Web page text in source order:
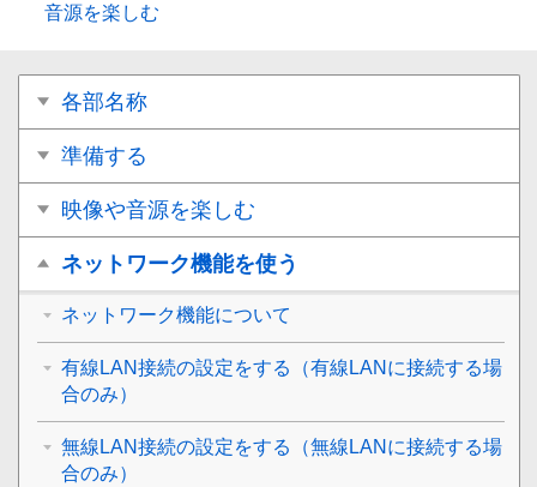
音源を楽しむ
各部名称
準備する
映像や音源を楽しむ
ネットワーク機能を使う
ネットワーク機能について
有線LAN接続の設定をする（有線LANに接続する場
合のみ）
無線LAN接続の設定をする（無線LANに接続する場
合のみ）